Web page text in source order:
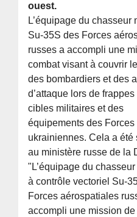
ouest.
L’équipage du chasseur
Su-35S des Forces
russes a accompli une
combat visant à couvrir
des bombardiers et des
d’attaque lors de
cibles militaires et des
équipements des Forces
ukrainiennes. Cela a été
au ministère russe de la
"L’équipage du
à contrôle vectoriel Su-
Forces aérospatiales
accompli une mission